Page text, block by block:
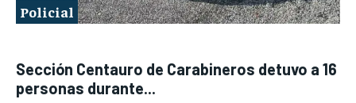
Policial
Sección Centauro de Carabineros detuvo a 16
personas durante...